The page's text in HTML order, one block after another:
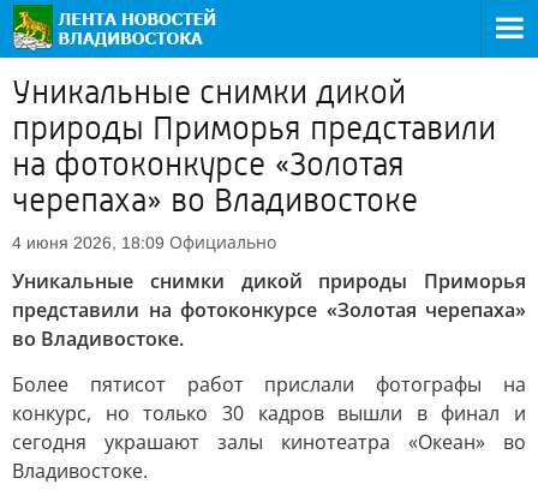
Уникальные снимки дикой
природы Приморья представили
на фотоконкурсе «Золотая
черепаха» во Владивостоке
4 июня 2026, 18:09 Официально
Уникальные снимки дикой природы Приморья
представили на фотоконкурсе «Золотая черепаха»
во Владивостоке.
Более пятисот работ прислали фотографы на
конкурс, но только 30 кадров вышли в финал и
сегодня украшают залы кинотеатра «Океан» во
Владивостоке.